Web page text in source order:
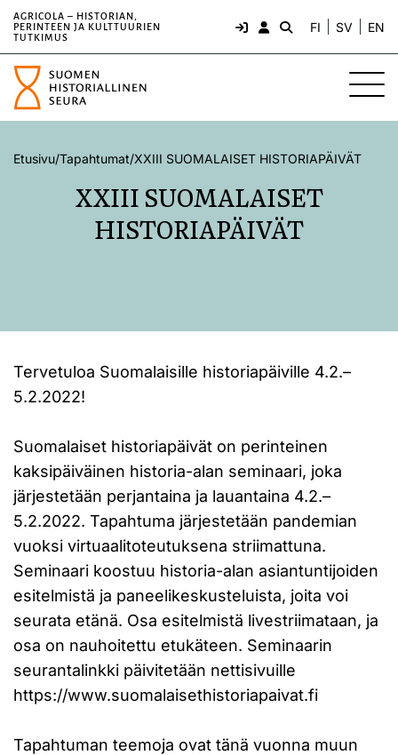
AGRICOLA – HISTORIAN,
PERINTEEN JA KULTTUURIEN
TUTKIMUS
FI SV EN
Etusivu/Tapahtumat/XXIII SUOMALAISET HISTORIAPÄIVÄT
XXIII SUOMALAISET
HISTORIAPÄIVÄT
Tervetuloa Suomalaisille historiapäiville 4.2.–
5.2.2022!
Suomalaiset historiapäivät on perinteinen
kaksipäiväinen historia-alan seminaari, joka
järjestetään perjantaina ja lauantaina 4.2.–
5.2.2022. Tapahtuma järjestetään pandemian
vuoksi virtuaalitoteutuksena striimattuna.
Seminaari koostuu historia-alan asiantuntijoiden
esitelmistä ja paneelikeskusteluista, joita voi
seurata etänä. Osa esitelmistä livestriimataan, ja
osa on nauhoitettu etukäteen. Seminaarin
seurantalinkki päivitetään nettisivuille
https://www.suomalaisethistoriapaivat.fi
Tapahtuman teemoja ovat tänä vuonna muun